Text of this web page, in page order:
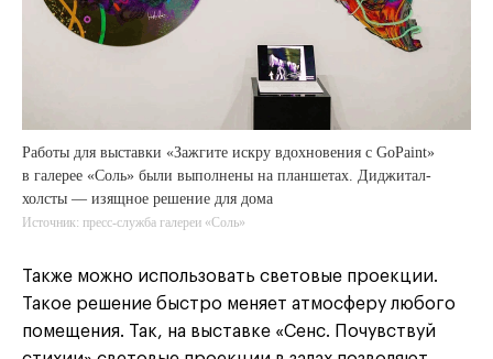
Работы для выставки «Зажгите искру вдохновения с GoPaint»
в галерее «Соль» были выполнены на планшетах. Диджитал-
холсты — изящное решение для дома
Источник: пресс-служба галереи «Соль»
МАЕР
Также можно использовать световые проекции.
Такое решение быстро меняет атмосферу любого
помещения. Так, на выставке «Сенс. Почувствуй